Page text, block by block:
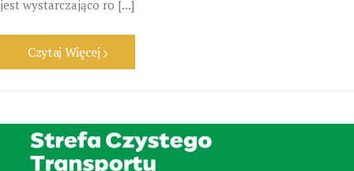
jest wystarczająco ro [...]
Czytaj Więcej